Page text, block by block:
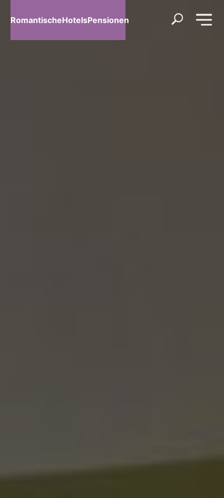
RomantischeHotelsPensionen